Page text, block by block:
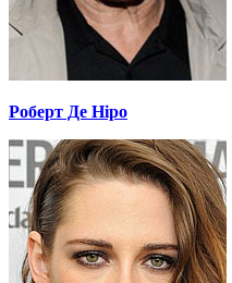
Роберт Де Ніро